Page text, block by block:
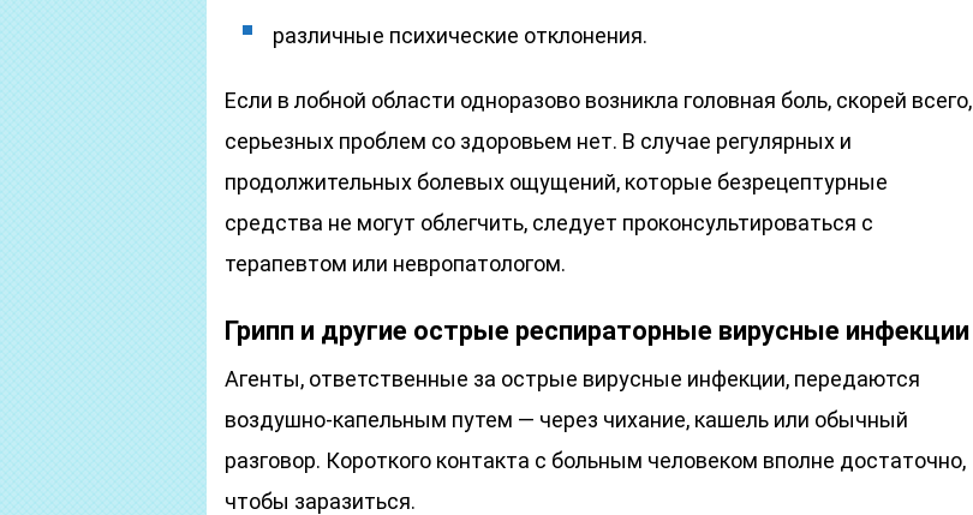
различные психические отклонения.
Если в лобной области одноразово возникла головная боль, скорей всего,
серьезных проблем со здоровьем нет. В случае регулярных и
продолжительных болевых ощущений, которые безрецептурные
средства не могут облегчить, следует проконсультироваться с
терапевтом или невропатологом.
Грипп и другие острые респираторные вирусные инфекции
Агенты, ответственные за острые вирусные инфекции, передаются
воздушно-капельным путем — через чихание, кашель или обычный
разговор. Короткого контакта с больным человеком вполне достаточно,
чтобы заразиться.